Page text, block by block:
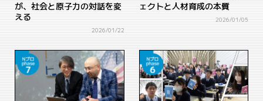
が、社会と原子力の対話を変
える
2026/01/22
ェクトと人材育成の本質
2026/01/05